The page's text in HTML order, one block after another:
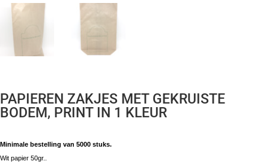
PAPIEREN ZAKJES MET GEKRUISTE
BODEM, PRINT IN 1 KLEUR
Minimale bestelling van 5000 stuks.
Wit papier 50gr..